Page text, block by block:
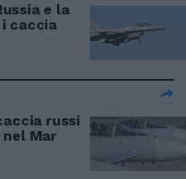
e la
caccia
russi
Mar